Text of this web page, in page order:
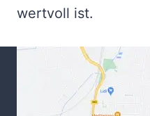
wertvoll ist.